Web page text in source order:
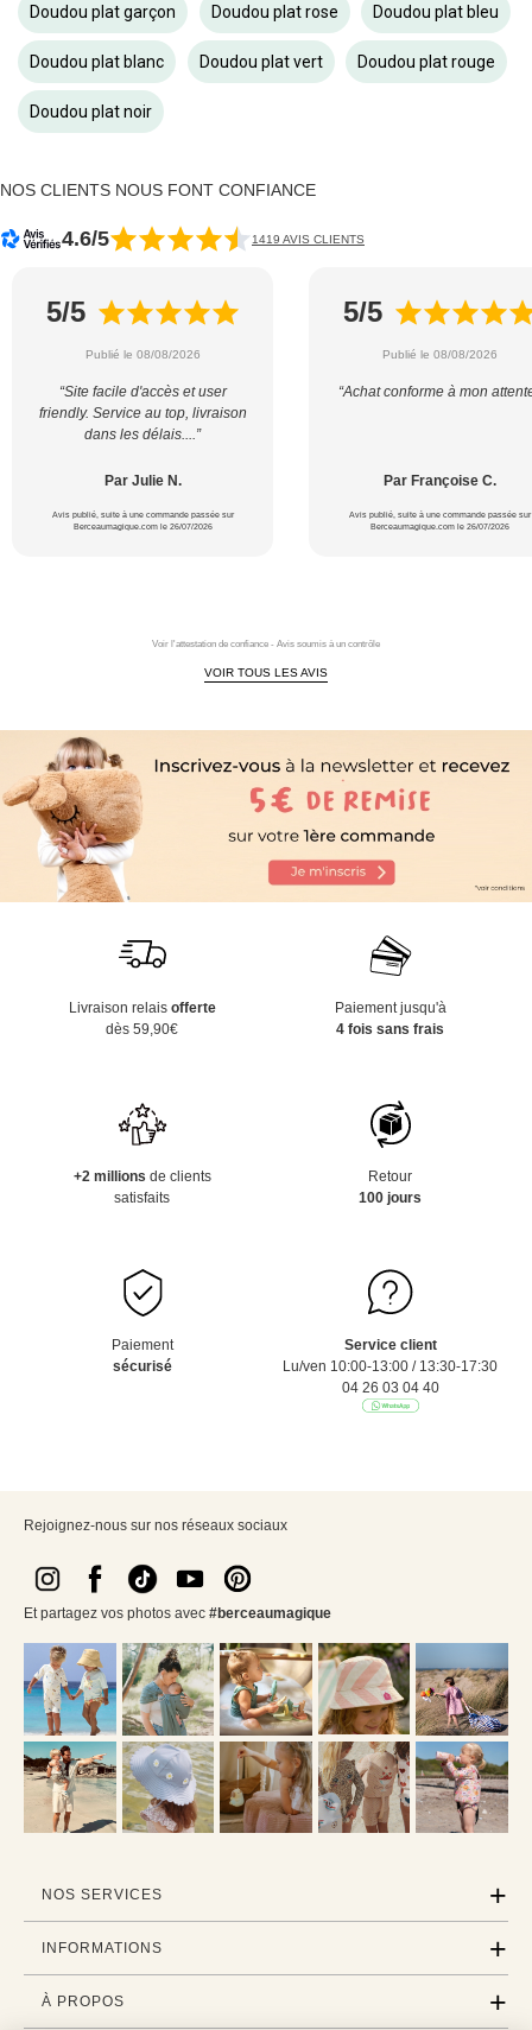
Doudou plat garçon Doudou plat rose Doudou plat bleu
Doudou plat blanc Doudou plat vert Doudou plat rouge
Doudou plat noir
NOS CLIENTS NOUS FONT CONFIANCE
4.6/5 1419 AVIS CLIENTS
5/5
Publié le 08/08/2026
“Site facile d'accès et user
friendly. Service au top, livraison
dans les délais....”
Par Julie N.
Avis publié, suite à une commande passée sur
Berceaumagique.com le 26/07/2026
5/5
Publié le 08/08/2026
“Achat conforme à mon
Par Françoise C.
Avis publié, suite à une commande passée sur
Berceaumagique.com le 26/07/2026
Voir l'attestation de confiance - Avis soumis à un contrôle
VOIR TOUS LES AVIS
Livraison relais offerte
dès 59,90€
Paiement jusqu'à
4 fois sans frais
+2 millions de clients
satisfaits
Retour
100 jours
Paiement
sécurisé
Service client
Lu/ven 10:00-13:00 / 13:30-17:30
04 26 03 04 40
Rejoignez-nous sur nos réseaux sociaux
Et partagez vos photos avec #berceaumagique
NOS SERVICES
INFORMATIONS
À PROPOS